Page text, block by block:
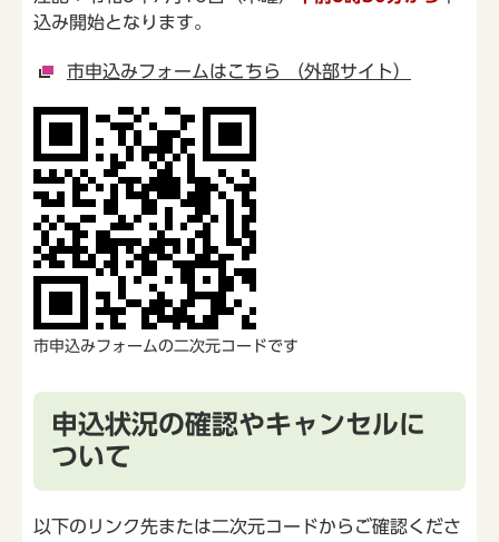
込み開始となります。
市申込みフォームはこちら （外部サイト）
市申込みフォームの二次元コードです
申込状況の確認やキャンセルに
ついて
以下のリンク先または二次元コードからご確認くださ